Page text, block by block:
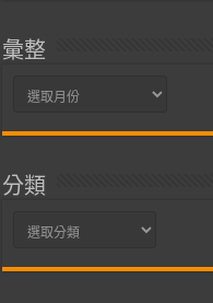
彙整
彙
分類
分